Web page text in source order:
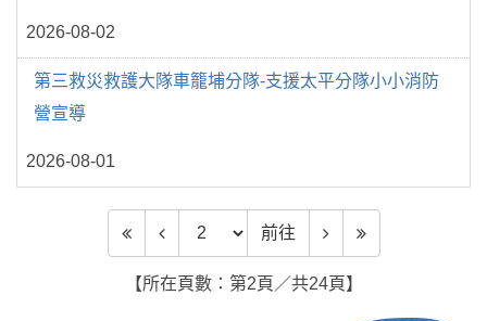
2026-08-02
第三救災救護大隊車籠埔分隊-支援太平分隊小小消防
營宣導
2026-08-01
前往頁數 前往
【所在頁數：第2頁／共24頁】